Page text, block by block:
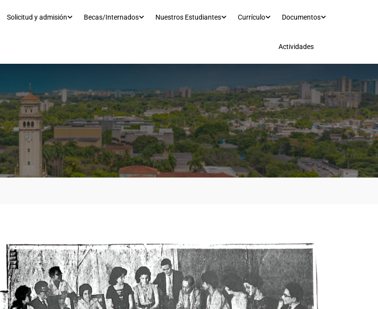
Solicitud y admisión Becas/Internados Nuestros Estudiantes Currículo Documentos
Actividades